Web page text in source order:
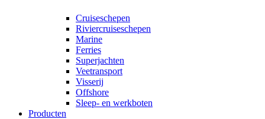
Cruiseschepen
Riviercruiseschepen
Marine
Ferries
Superjachten
Veetransport
Visserij
Offshore
Sleep- en werkboten
Producten